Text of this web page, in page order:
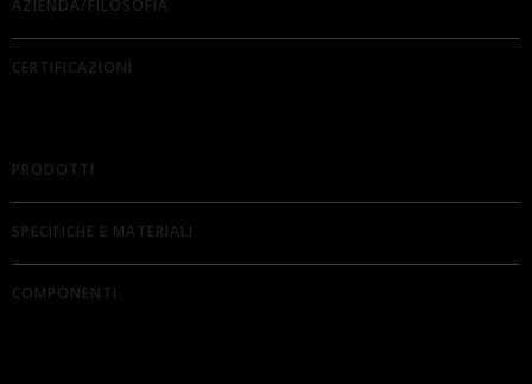
AZIENDA/FILOSOFIA
CERTIFICAZIONI
PRODOTTI
SPECIFICHE E MATERIALI
COMPONENTI